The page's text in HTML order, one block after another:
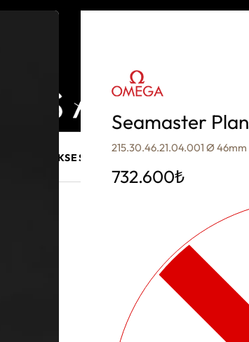
PURO AKSESUARLARI
Seamaster
215.30.46.21.04.001 Ø 46mm
732.600₺